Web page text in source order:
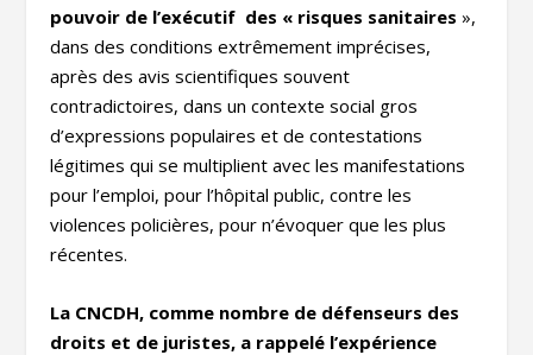
pouvoir de l’exécutif des « risques sanitaires»,
dans des conditions extrêmement imprécises,
après des avis scientifiques souvent
contradictoires, dans un contexte social gros
d’expressions populaires et de contestations
légitimes qui se multiplient avec les manifestations
pour l’emploi, pour l’hôpital public, contre les
violences policières, pour n’évoquer que les plus
récentes.
La CNCDH, comme nombre de défenseurs des
droits et de juristes, a rappelé l’expérience